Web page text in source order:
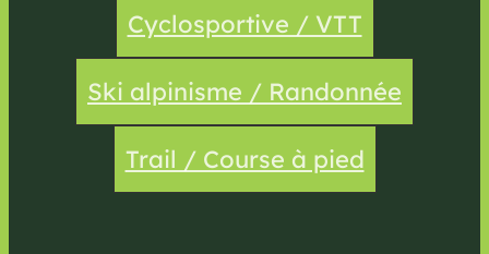
Cyclosportive / VTT
Ski alpinisme / Randonnée
Trail / Course à pied